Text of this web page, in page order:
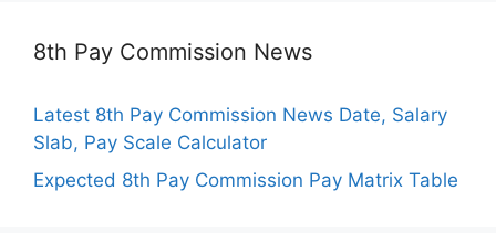
8th Pay Commission News
Latest 8th Pay Commission News Date, Salary
Slab, Pay Scale Calculator
Expected 8th Pay Commission Pay Matrix Table